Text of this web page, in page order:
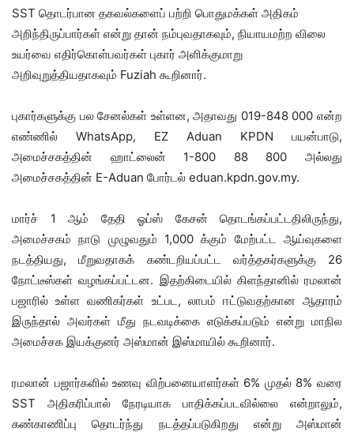
SST தொடர்பான தகவல்களைப் பற்றி பொதுமக்கள் அதிகம்
அறிந்திருப்பார்கள் என்று தான் நம்புவதாகவும், நியாயமற்ற விலை
உயர்வை எதிர்கொள்பவர்கள் புகார் அளிக்குமாறு
அறிவுறுத்தியதாகவும் Fuziah கூறினார்.
புகார்களுக்கு பல சேனல்கள் உள்ளன, அதாவது 019-848 000 என்ற
எண்ணில் WhatsApp, EZ Aduan KPDN பயன்பாடு,
அமைச்சகத்தின் ஹாட்லைன் 1-800 88 800 அல்லது
அமைச்சகத்தின் E-Aduan போர்டல் eduan.kpdn.gov.my.
மார்ச் 1 ஆம் தேதி ஓப்ஸ் கேசன் தொடங்கப்பட்டதிலிருந்து,
அமைச்சகம் நாடு முழுவதும் 1,000 க்கும் மேற்பட்ட ஆய்வுகளை
நடத்தியது, மீறுவதாகக் கண்டறியப்பட்ட வர்த்தகர்களுக்கு 26
நோட்டீஸ்கள் வழங்கப்பட்டன. இதற்கிடையில் கிளந்தானில் ரமலான்
பஜாரில் உள்ள வணிகர்கள் உட்பட, லாபம் ஈட்டுவதற்கான ஆதாரம்
இருந்தால் அவர்கள் மீது நடவடிக்கை எடுக்கப்படும் என்று மாநில
அமைச்சக இயக்குனர் அஸ்மான் இஸ்மாயில் கூறினார்.
ரமலான் பஜார்களில் உணவு விற்பனையாளர்கள் 6% முதல் 8% வரை
SST அதிகரிப்பால் நேரடியாக பாதிக்கப்படவில்லை என்றாலும்,
கண்காணிப்பு தொடர்ந்து நடத்தப்படுகிறது என்று அஸ்மான்